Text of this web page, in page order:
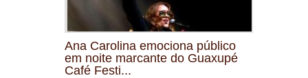
Ana Carolina emociona público
em noite marcante do Guaxupé
Café Festi...